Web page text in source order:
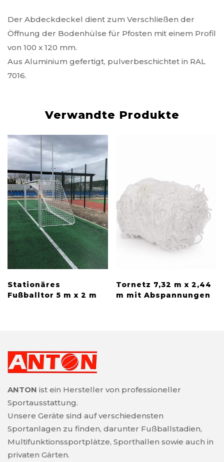
Der Abdeckdeckel dient zum Verschließen der
Öffnung der Bodenhülse für Pfosten mit einem Profil
von 100 x 120 mm.
Aus Aluminium gefertigt, pulverbeschichtet in RAL
7016.
Verwandte Produkte
Stationäres
Fußballtor 5 m x 2 m
Tornetz 7,32 m x 2,44
m mit Abspannungen
ANTON ist ein Hersteller von professioneller
Sportausstattung.
Unsere Geräte sind auf verschiedensten
Sportanlagen zu finden, darunter Fußballstadien,
Multifunktionssportplätze, Sporthallen sowie auch in
privaten Gärten.